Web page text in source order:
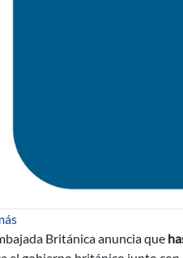
sobre Becas Chevening - ANII
Británica anuncia que